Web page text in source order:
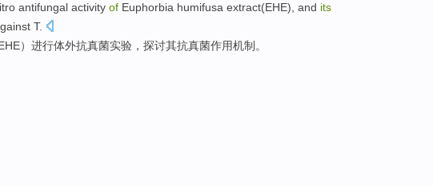
antifungal activity of Euphorbia humifusa extract(EHE), and its
T.
）进行体外抗真菌实验，探讨其抗真菌作用机制 。